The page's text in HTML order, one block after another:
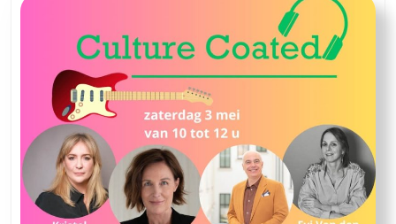
Jolien
Janzing,
Jo
Komkommer
Jimmy
Duchacteau